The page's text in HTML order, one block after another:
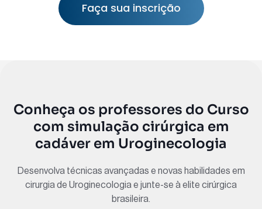
Faça sua inscrição
Conheça os professores do Curso
com simulação cirúrgica em
cadáver em Uroginecologia
Desenvolva técnicas avançadas e novas habilidades em
cirurgia de Uroginecologia e junte-se à elite cirúrgica
brasileira.